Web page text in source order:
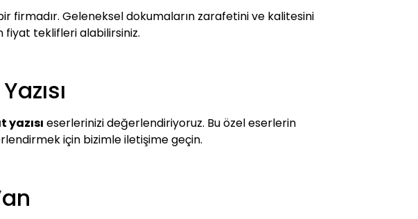
firmadır. Geleneksel dokumaların zarafetini ve kalitesini
fiyat teklifleri alabilirsiniz.
eserlerinizi değerlendiriyoruz. Bu özel eserlerin
için bizimle iletişime geçin.